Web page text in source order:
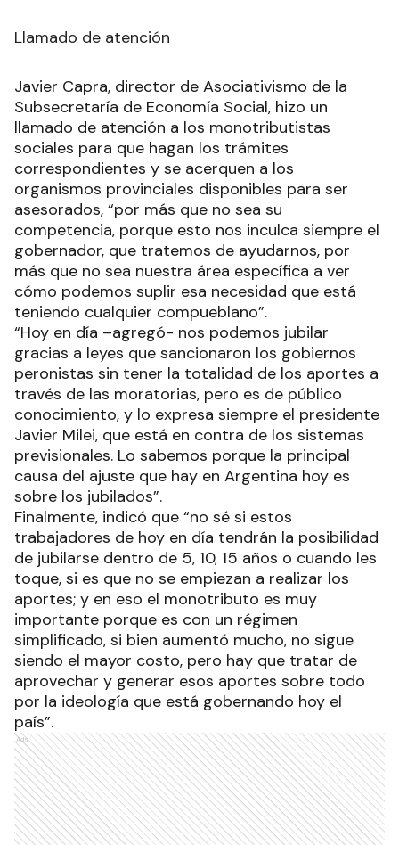
Llamado de atención
Javier Capra, director de Asociativismo de la
Subsecretaría de Economía Social, hizo un
llamado de atención a los monotributistas
sociales para que hagan los trámites
correspondientes y se acerquen a los
organismos provinciales disponibles para ser
asesorados, “por más que no sea su
competencia, porque esto nos inculca siempre el
gobernador, que tratemos de ayudarnos, por
más que no sea nuestra área específica a ver
cómo podemos suplir esa necesidad que está
teniendo cualquier compueblano”.
“Hoy en día –agregó- nos podemos jubilar
gracias a leyes que sancionaron los gobiernos
peronistas sin tener la totalidad de los aportes a
través de las moratorias, pero es de público
conocimiento, y lo expresa siempre el presidente
Javier Milei, que está en contra de los sistemas
previsionales. Lo sabemos porque la principal
causa del ajuste que hay en Argentina hoy es
sobre los jubilados”.
Finalmente, indicó que “no sé si estos
trabajadores de hoy en día tendrán la posibilidad
de jubilarse dentro de 5, 10, 15 años o cuando les
toque, si es que no se empiezan a realizar los
aportes; y en eso el monotributo es muy
importante porque es con un régimen
simplificado, si bien aumentó mucho, no sigue
siendo el mayor costo, pero hay que tratar de
aprovechar y generar esos aportes sobre todo
por la ideología que está gobernando hoy el
país”.
Ads